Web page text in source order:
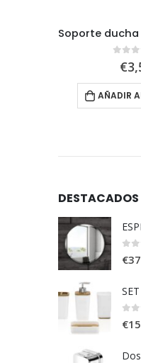
€
AÑADIR
DESTACADOS
€
€